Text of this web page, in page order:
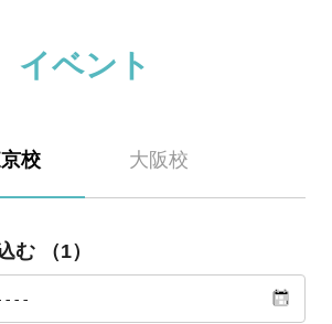
イベント
校 大阪校
む （1）